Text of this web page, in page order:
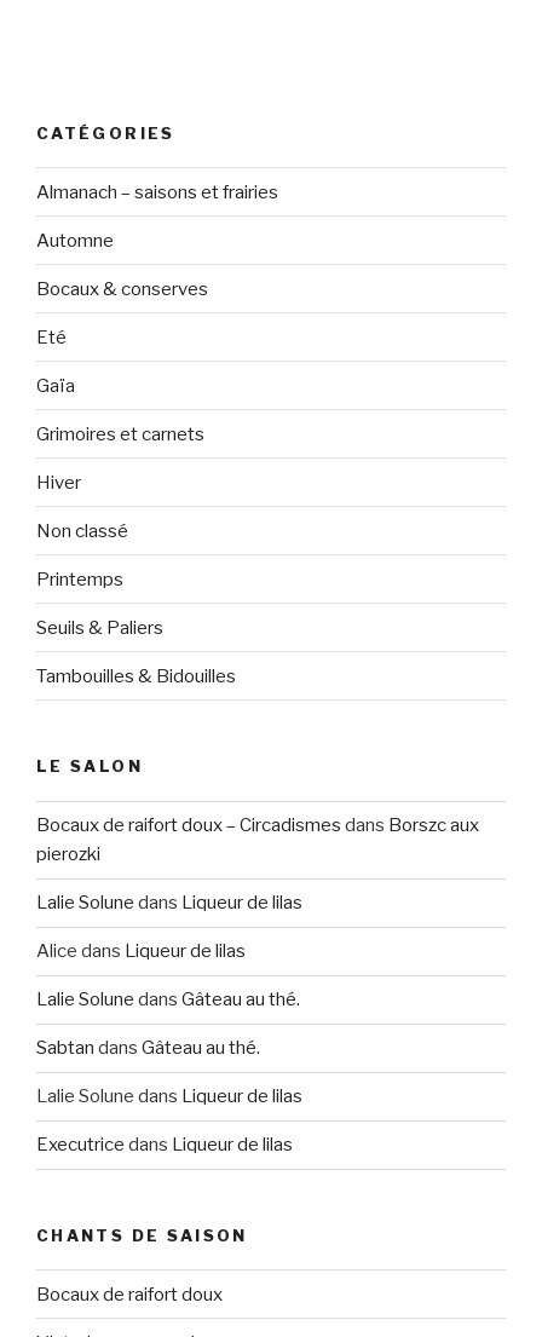
CATÉGORIES
Almanach – saisons et frairies
Automne
Bocaux & conserves
Eté
Gaïa
Grimoires et carnets
Hiver
Non classé
Printemps
Seuils & Paliers
Tambouilles & Bidouilles
LE SALON
Bocaux de raifort doux – Circadismes dans Borszc aux
pierozki
Lalie Solune dans Liqueur de lilas
Alice dans Liqueur de lilas
Lalie Solune dans Gâteau au thé.
Sabtan dans Gâteau au thé.
Lalie Solune dans Liqueur de lilas
Executrice dans Liqueur de lilas
CHANTS DE SAISON
Bocaux de raifort doux